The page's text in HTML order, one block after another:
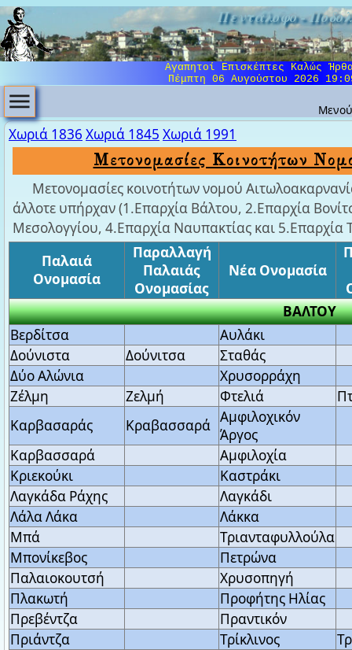
Πεντάλοφο -
Αγαπητοί Επισκέπτες Καλώς
Πέμπτη 06 Αυγούστου 2026
Μενού
Χωριά 1836 Χωριά 1845 Χωριά 1991
Μετονομασίες Κοινοτήτων
Μετονομασίες κοινοτήτων νομού
άλλοτε υπήρχαν (1.Επαρχία Βάλτου, 2.Επαρχία
Μεσολογγίου, 4.Επαρχία Ναυπακτίας και 5.Επαρχία
Παλαιά
Ονομασία
Παραλλαγή
Παλαιάς
Ονομασίας
Νέα Ονομασία
ΒΑΛΤΟΥ
Βερδίτσα
Αυλάκι
Δούνιστα
Δούνιτσα
Σταθάς
Δύο Αλώνια
Χρυσορράχη
Ζέλμη
Ζελμή Φτελιά
Καρβασαράς
Κραβασσαρά Αμφιλοχικόν
Άργος
Καρβασσαρά
Αμφιλοχία
Κριεκούκι
Καστράκι
Λαγκάδα Ράχης
Λαγκάδι
Λάλα Λάκα
Λάκκα
Μπά
Τριανταφυλλούλα
Μπονίκεβος
Πετρώνα
Παλαιοκουτσή
Χρυσοπηγή
Πλακωτή
Προφήτης Ηλίας
Πρεβέντζα
Πραντικόν
Πριάντζα
Τρίκλινος